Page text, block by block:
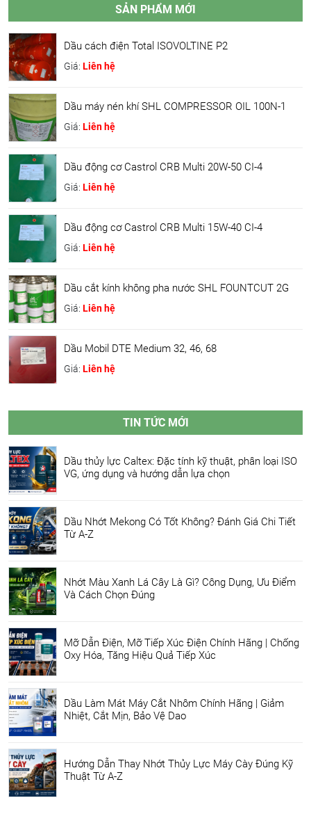
SẢN PHẨM MỚI
Dầu cách điện Total ISOVOLTINE P2
Giá: Liên hệ
Dầu máy nén khí SHL COMPRESSOR OIL 100N-1
Giá: Liên hệ
Dầu động cơ Castrol CRB Multi 20W-50 CI-4
Giá: Liên hệ
Dầu động cơ Castrol CRB Multi 15W-40 CI-4
Giá: Liên hệ
Dầu cắt kính không pha nước SHL FOUNTCUT 2G
Giá: Liên hệ
Dầu Mobil DTE Medium 32, 46, 68
Giá: Liên hệ
TIN TỨC MỚI
Dầu thủy lực Caltex: Đặc tính kỹ thuật, phân loại ISO
VG, ứng dụng và hướng dẫn lựa chọn
Dầu Nhớt Mekong Có Tốt Không? Đánh Giá Chi Tiết
Từ A-Z
Nhớt Màu Xanh Lá Cây Là Gì? Công Dụng, Ưu Điểm
Và Cách Chọn Đúng
Mỡ Dẫn Điện, Mỡ Tiếp Xúc Điện Chính Hãng | Chống
Oxy Hóa, Tăng Hiệu Quả Tiếp Xúc
Dầu Làm Mát Máy Cắt Nhôm Chính Hãng | Giảm
Nhiệt, Cắt Mịn, Bảo Vệ Dao
Hướng Dẫn Thay Nhớt Thủy Lực Máy Cày Đúng Kỹ
Thuật Từ A-Z